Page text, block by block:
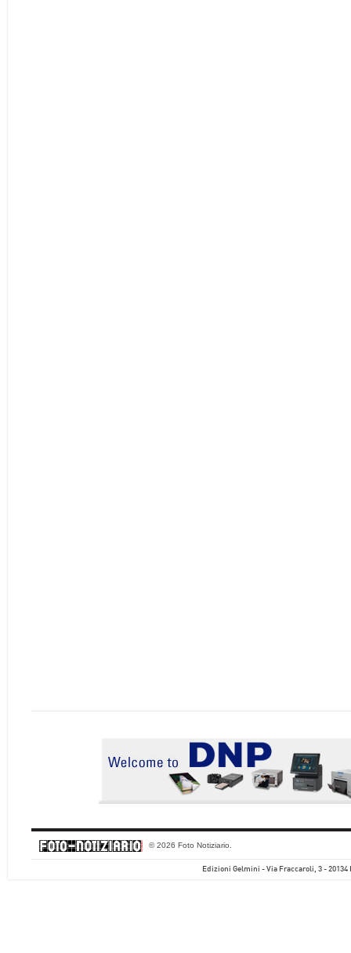
© 2026 Foto Notiziario.
Edizioni Gelmini - Via Fraccaroli, 3 - 20134